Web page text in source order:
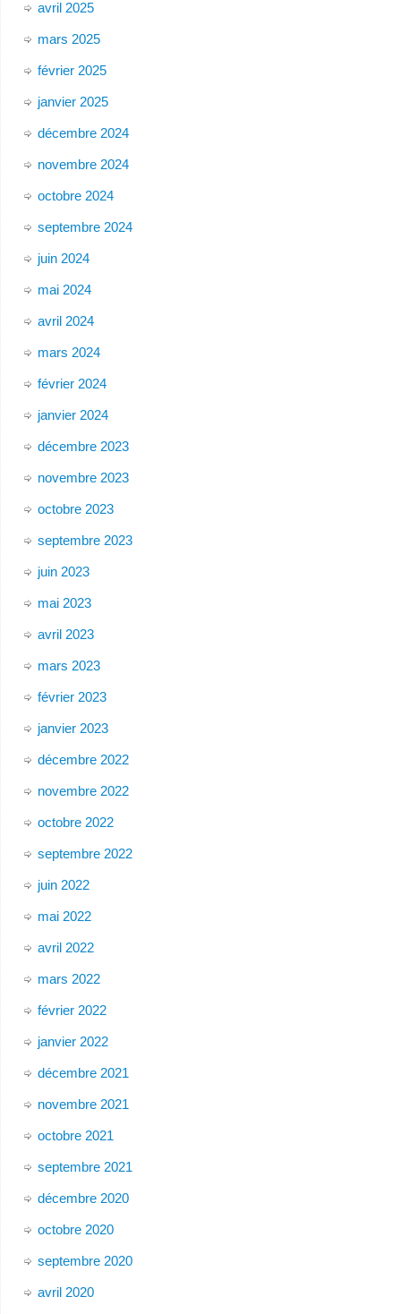
avril 2025
mars 2025
février 2025
janvier 2025
décembre 2024
novembre 2024
octobre 2024
septembre 2024
juin 2024
mai 2024
avril 2024
mars 2024
février 2024
janvier 2024
décembre 2023
novembre 2023
octobre 2023
septembre 2023
juin 2023
mai 2023
avril 2023
mars 2023
février 2023
janvier 2023
décembre 2022
novembre 2022
octobre 2022
septembre 2022
juin 2022
mai 2022
avril 2022
mars 2022
février 2022
janvier 2022
décembre 2021
novembre 2021
octobre 2021
septembre 2021
décembre 2020
octobre 2020
septembre 2020
avril 2020